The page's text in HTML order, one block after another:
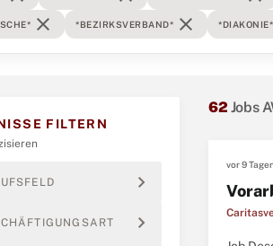
close *BEZIRKSVERBAND* close *DIAKONIE*
FILTERN
expand_more
expand_more
62 Jobs
vor 9